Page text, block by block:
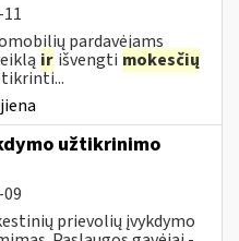
pardavėjams
ir išvengti mokesčių
užtikrinimo
prievolių įvykdymo